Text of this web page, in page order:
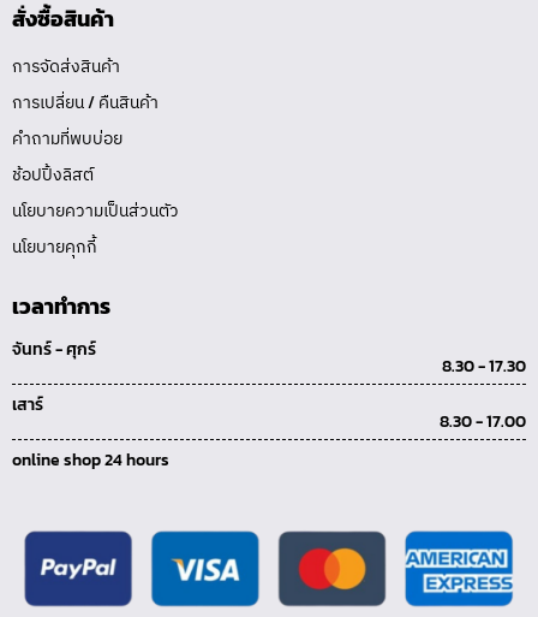
สั่งซื้อสินค้า
การจัดส่งสินค้า
การเปลี่ยน / คืนสินค้า
คำถามที่พบบ่อย
ช้อปปิ้งลิสต์
นโยบายความเป็นส่วนตัว
นโยบายคุกกี้
เวลาทำการ
จันทร์ - ศุกร์
8.30 - 17.30
เสาร์
8.30 - 17.00
online shop 24 hours